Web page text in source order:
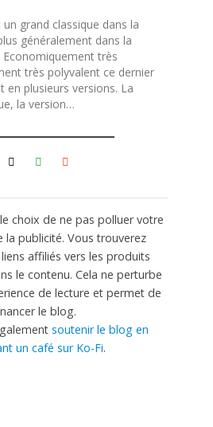
grand classique dans la
généralement dans la
très
très polyvalent ce dernier
en plusieurs versions. La
la version…
choix de ne pas polluer votre
la publicité. Vous trouverez
affiliés vers les produits
le contenu. Cela ne perturbe
de lecture et permet de
le blog.
soutenir le blog en
un café sur Ko-Fi.